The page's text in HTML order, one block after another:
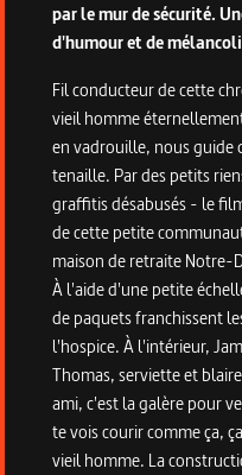
par le mur de sécurité.
d'humour et de
Fil conducteur de cette
vieil homme
en vadrouille, nous guide
tenaille. Par des petits
graffitis désabusés - le
de cette petite
maison de retraite Notre-
À l'aide d'une petite
de paquets franchissent
l'hospice. À l'intérieur,
Thomas, serviette et
ami, c'est la galère pour
te vois courir comme ça,
vieil homme. La